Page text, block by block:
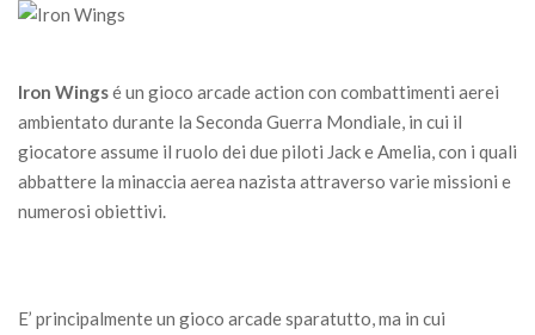
Iron Wingsé un gioco arcade action con combattimenti aerei
ambientato durante la Seconda Guerra Mondiale, in cui il
giocatore assume il ruolo dei due piloti Jack e Amelia, con i quali
abbattere la minaccia aerea nazista attraverso varie missioni e
numerosi obiettivi.
E’ principalmente un gioco arcade sparatutto, ma in cui